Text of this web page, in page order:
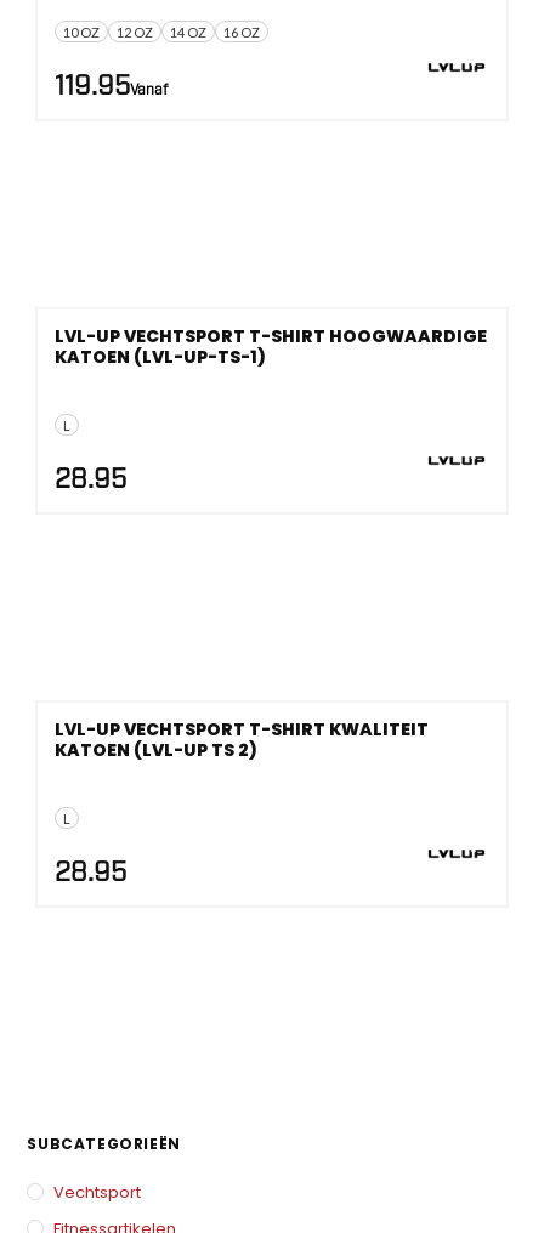
10 OZ 12 OZ 14 OZ 16 OZ
Vanaf
119.95
L
LVL-UP VECHTSPORT T-SHIRT HOOGWAARDIGE
KATOEN (LVL-UP-TS-1)
28.95
L
LVL-UP VECHTSPORT T-SHIRT KWALITEIT
KATOEN (LVL-UP TS 2)
28.95
SUBCATEGORIEËN
Vechtsport
Fitnessartikelen